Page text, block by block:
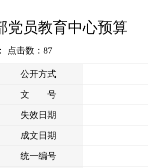
党员教育中心预算
点击数： 87
公开方式
文 号
失效日期
成文日期
统一编号